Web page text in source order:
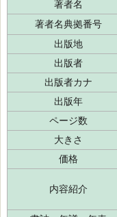
著者名
著者名典拠番号
出版地
出版者
出版者カナ
出版年
ページ数
大きさ
価格
内容紹介